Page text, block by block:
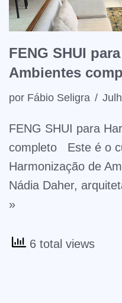
FENG SHUI
Ambientes
por Fábio Seligra
FENG SHUI para
completo Este é o
Harmonização de
Nádia Daher,
»
6 total views